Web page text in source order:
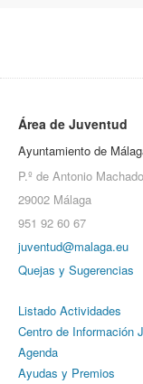
Área de Juventud
Ayuntamiento de
P.º de Antonio
29002 Málaga
951 92 60 67
juventud@malaga.eu
Quejas y Sugerencias
Listado Actividades
Centro de Información
Agenda
Ayudas y Premios